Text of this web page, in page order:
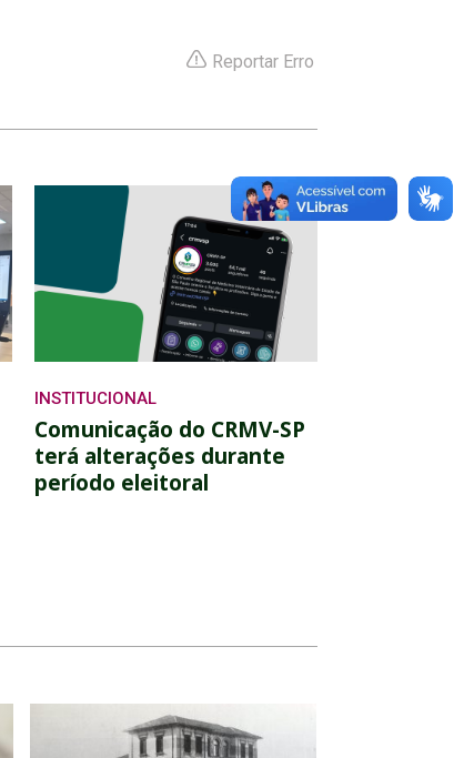
Reportar Erro
INSTITUCIONAL
Comunicação do CRMV-SP
terá alterações durante
período eleitoral